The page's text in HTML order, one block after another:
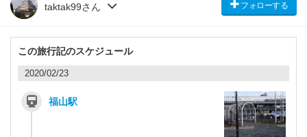
taktak99さん フォローする
この旅行記のスケジュール
2020/02/23
福山駅